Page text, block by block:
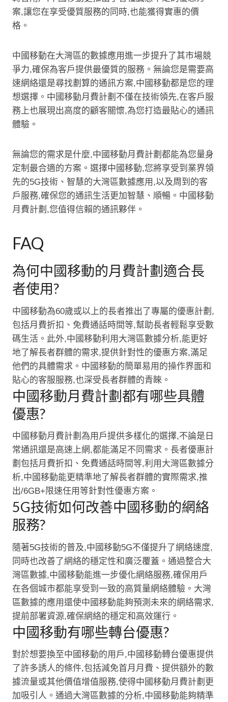
案,讓您在享受優質服務的同時,也能獲得實惠的價
格。
中國移動在大灣區的數據應用進一步提升了其市場競
爭力,確保為客戶提供最優質的服務。無論您是需要高
速網絡還是尋找劃算的通訊方案,中國移動都是您的理
想選擇。中國移動月費計劃不僅在技術領先,在客戶服
務上也展現出高度的顧客關懷,為您打造最貼心的通訊
體驗。
無論您的需求是什麼,中國移動月費計劃都能為您量身
定制最合適的方案。選擇中國移動,您將享受到業界領
先的5G技術、智慧的大灣區數據應用,以及周到的客
戶服務,確保您的通訊生活更加智慧、順暢。中國移動
月費計劃,您值得信賴的通訊夥伴。
FAQ
為何中國移動的月費計劃適合長
者使用?
中國移動為60歲或以上的長者推出了專屬的優惠計劃,
包括月費折扣、免費通話時間等,幫助長者輕鬆享受數
碼生活。此外,中國移動利用大灣區數據分析,能更好
地了解長者群體的需求,提供針對性的優惠方案,滿足
他們的具體需求。中國移動的簡單易用的操作界面和
貼心的客服服務,也深受長者群體的青睞。
中國移動月費計劃都有哪些具體
優惠?
中國移動月費計劃為用戶提供多樣化的選擇,不論是日
常通訊還是高速上網,都能滿足不同需求。長者優惠計
劃包括月費折扣、免費通話時間等,利用大灣區數據分
析,中國移動能更精準地了解長者群體的實際需求,推
出/6GB+限速任用等針對性優惠方案。
5G技術如何改善中國移動的網絡
服務?
隨著5G技術的普及,中國移動5G不僅提升了網絡速度,
同時也改善了網絡的穩定性和廣泛覆蓋。通過整合大
灣區數據,中國移動能進一步優化網絡服務,確保用戶
在各個城市都能享受到一致的高質量網絡體驗。大灣
區數據的應用還使中國移動能夠預測未來的網絡需求,
提前部署資源,確保網絡的穩定和高效運行。
中國移動有哪些轉台優惠?
對於想要換至中國移動的用戶,中國移動轉台優惠提供
了許多誘人的條件,包括減免首月月費、提供額外的數
據流量或其他價值增值服務,使得中國移動月費計劃更
加吸引人。通過大灣區數據的分析,中國移動能夠精準